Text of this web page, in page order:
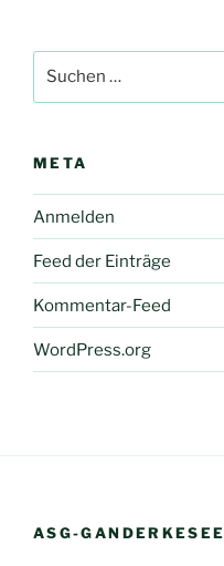
nach:
META
Anmelden
Feed der Einträge
Kommentar-Feed
WordPress.org
ASG-GANDERKESEE